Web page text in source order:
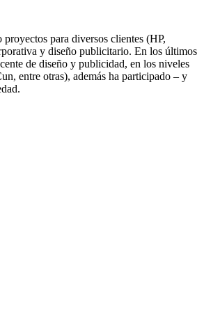
para diversos clientes (HP,
y diseño publicitario. En los últimos
de diseño y publicidad, en los niveles
entre otras), además ha participado – y